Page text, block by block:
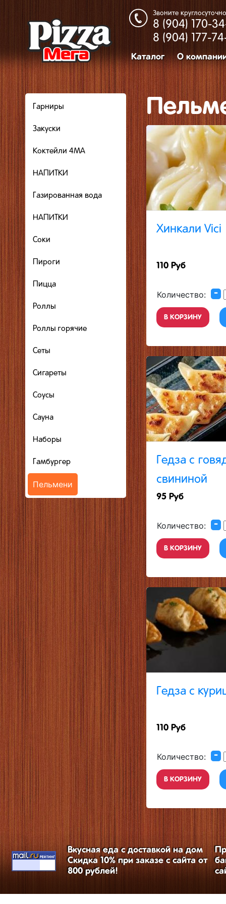
Звоните
8 (904) 170-
8 (904) 177-
Каталог О
Гарниры
Закуcки
Коктейли 4МА
НАПИТКИ
Газированная вода
НАПИТКИ
Соки
Пироги
Пицца
Роллы
Роллы горячие
Сеты
Сигареты
Соусы
Сауна
Наборы
Гамбургер
Пельмени
Хинкали Vici
110 Руб
Количество: -
В КОРЗИНУ
Гедза с
свининой
95 Руб
Количество: -
В КОРЗИНУ
Гедза с
110 Руб
Количество: -
В КОРЗИНУ
Вкусная еда с доставкой на дом
Скидка 10% при заказе с сайта от
800 рублей!